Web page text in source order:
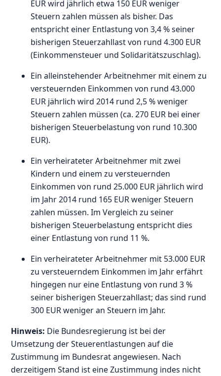
EUR wird jährlich etwa 150 EUR weniger
Steuern zahlen müssen als bisher. Das
entspricht einer Entlastung von 3,4 % seiner
bisherigen Steuerzahllast von rund 4.300 EUR
(Einkommensteuer und Solidaritätszuschlag).
Ein alleinstehender Arbeitnehmer mit einem zu
versteuernden Einkommen von rund 43.000
EUR jährlich wird 2014 rund 2,5 % weniger
Steuern zahlen müssen (ca. 270 EUR bei einer
bisherigen Steuerbelastung von rund 10.300
EUR).
Ein verheirateter Arbeitnehmer mit zwei
Kindern und einem zu versteuernden
Einkommen von rund 25.000 EUR jährlich wird
im Jahr 2014 rund 165 EUR weniger Steuern
zahlen müssen. Im Vergleich zu seiner
bisherigen Steuerbelastung entspricht dies
einer Entlastung von rund 11 %.
Ein verheirateter Arbeitnehmer mit 53.000 EUR
zu versteuerndem Einkommen im Jahr erfährt
hingegen nur eine Entlastung von rund 3 %
seiner bisherigen Steuerzahllast; das sind rund
300 EUR weniger an Steuern im Jahr.
Hinweis: Die Bundesregierung ist bei der
Umsetzung der Steuerentlastungen auf die
Zustimmung im Bundesrat angewiesen. Nach
derzeitigem Stand ist eine Zustimmung indes nicht